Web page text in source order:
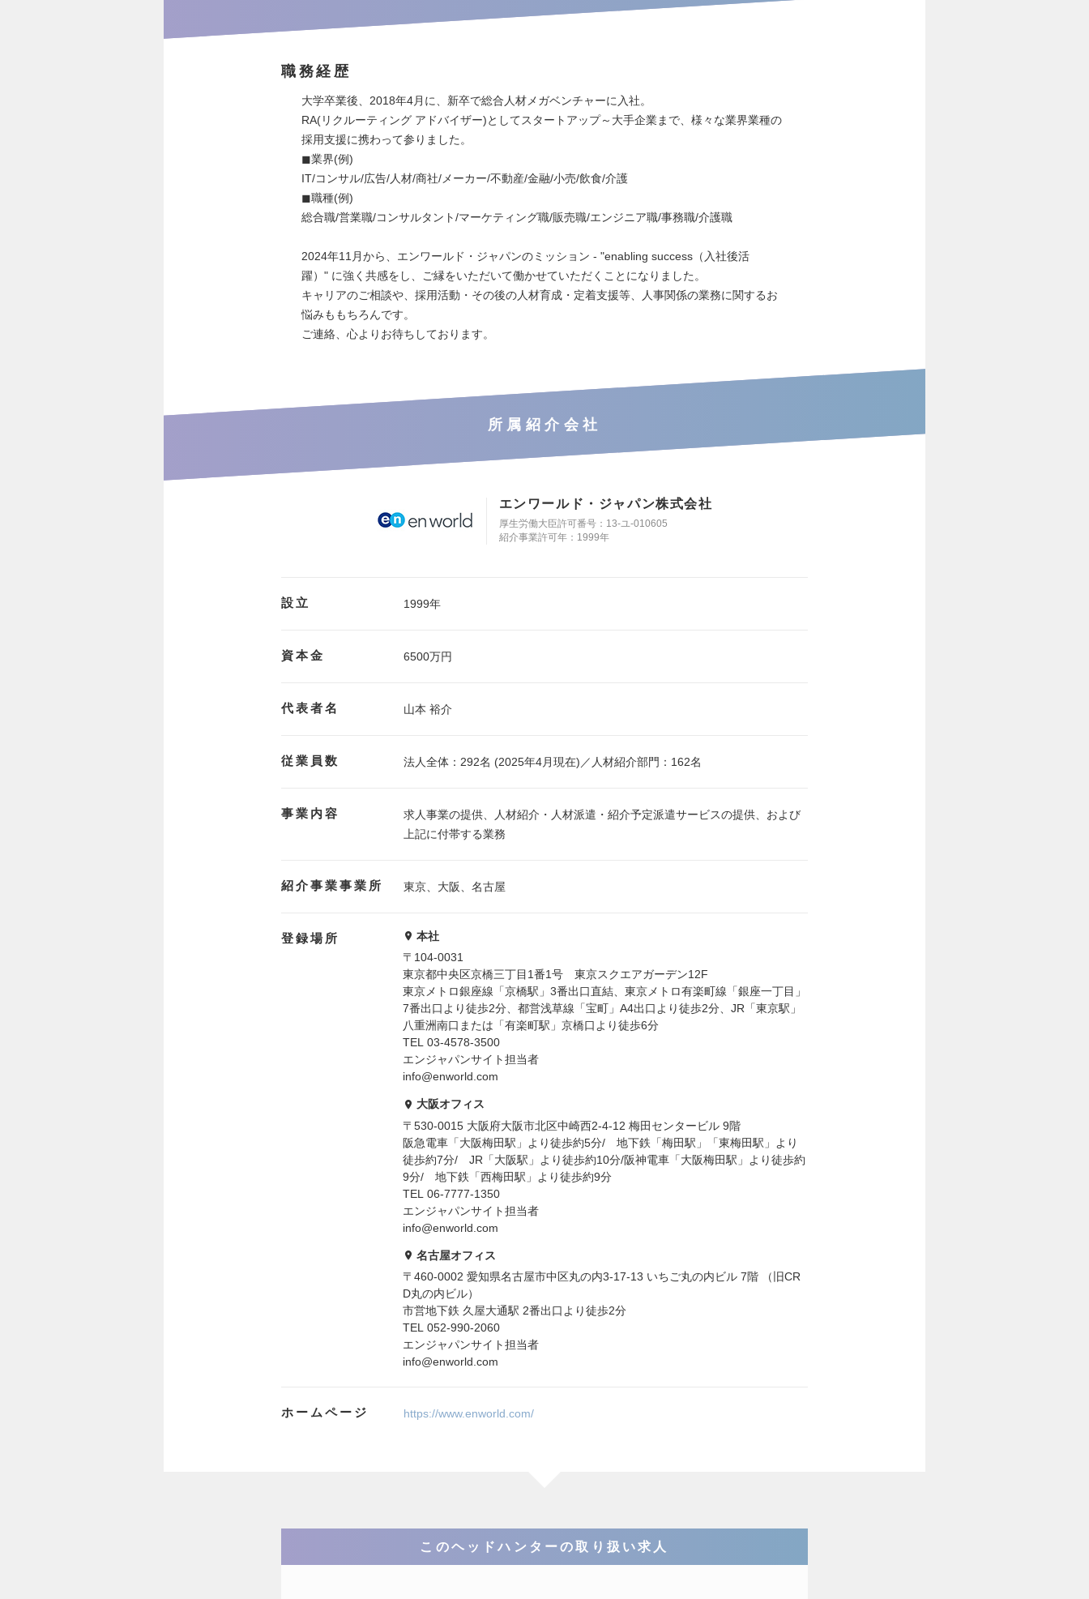
職務経歴
大学卒業後、2018年4月に、新卒で総合人材メガベンチャーに入社。
RA(リクルーティング アドバイザー)としてスタートアップ～大手企業まで、様々な業界業種の
採用支援に携わって参りました。
◼︎業界(例)
IT/コンサル/広告/人材/商社/メーカー/不動産/金融/小売/飲食/介護
◼︎職種(例)
総合職/営業職/コンサルタント/マーケティング職/販売職/エンジニア職/事務職/介護職
2024年11月から、エンワールド・ジャパンのミッション - "enabling success（入社後活
躍）" に強く共感をし、ご縁をいただいて働かせていただくことになりました。
キャリアのご相談や、採用活動・その後の人材育成・定着支援等、人事関係の業務に関するお
悩みももちろんです。
ご連絡、心よりお待ちしております。
所属紹介会社
エンワールド・ジャパン株式会社
厚生労働大臣許可番号：13-ユ-010605
紹介事業許可年：1999年
設立 1999年
資本金 6500万円
代表者名 山本 裕介
従業員数 法人全体：292名 (2025年4月現在)／人材紹介部門：162名
事業内容
求人事業の提供、人材紹介・人材派遣・紹介予定派遣サービスの提供、および
上記に付帯する業務
紹介事業事業所 東京、大阪、名古屋
登録場所
本社
〒104-0031
東京都中央区京橋三丁目1番1号 東京スクエアガーデン12F
東京メトロ銀座線「京橋駅」3番出口直結、東京メトロ有楽町線「銀座一丁目」
7番出口より徒歩2分、都営浅草線「宝町」A4出口より徒歩2分、JR「東京駅」
八重洲南口または「有楽町駅」京橋口より徒歩6分
TEL 03-4578-3500
エンジャパンサイト担当者
info@enworld.com
大阪オフィス
〒530-0015 大阪府大阪市北区中崎西2-4-12 梅田センタービル 9階
阪急電車「大阪梅田駅」より徒歩約5分/ 地下鉄「梅田駅」「東梅田駅」より
徒歩約7分/ JR「大阪駅」より徒歩約10分/阪神電車「大阪梅田駅」より徒歩約
9分/ 地下鉄「西梅田駅」より徒歩約9分
TEL 06-7777-1350
エンジャパンサイト担当者
info@enworld.com
名古屋オフィス
〒460-0002 愛知県名古屋市中区丸の内3-17-13 いちご丸の内ビル 7階 （旧CR
D丸の内ビル）
市営地下鉄 久屋大通駅 2番出口より徒歩2分
TEL 052-990-2060
エンジャパンサイト担当者
info@enworld.com
ホームページ https://www.enworld.com/
このヘッドハンターの取り扱い求人